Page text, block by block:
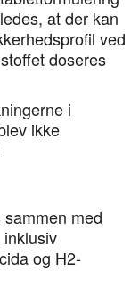
at der kan
ved
doseres
i
ikke
med
og H2-